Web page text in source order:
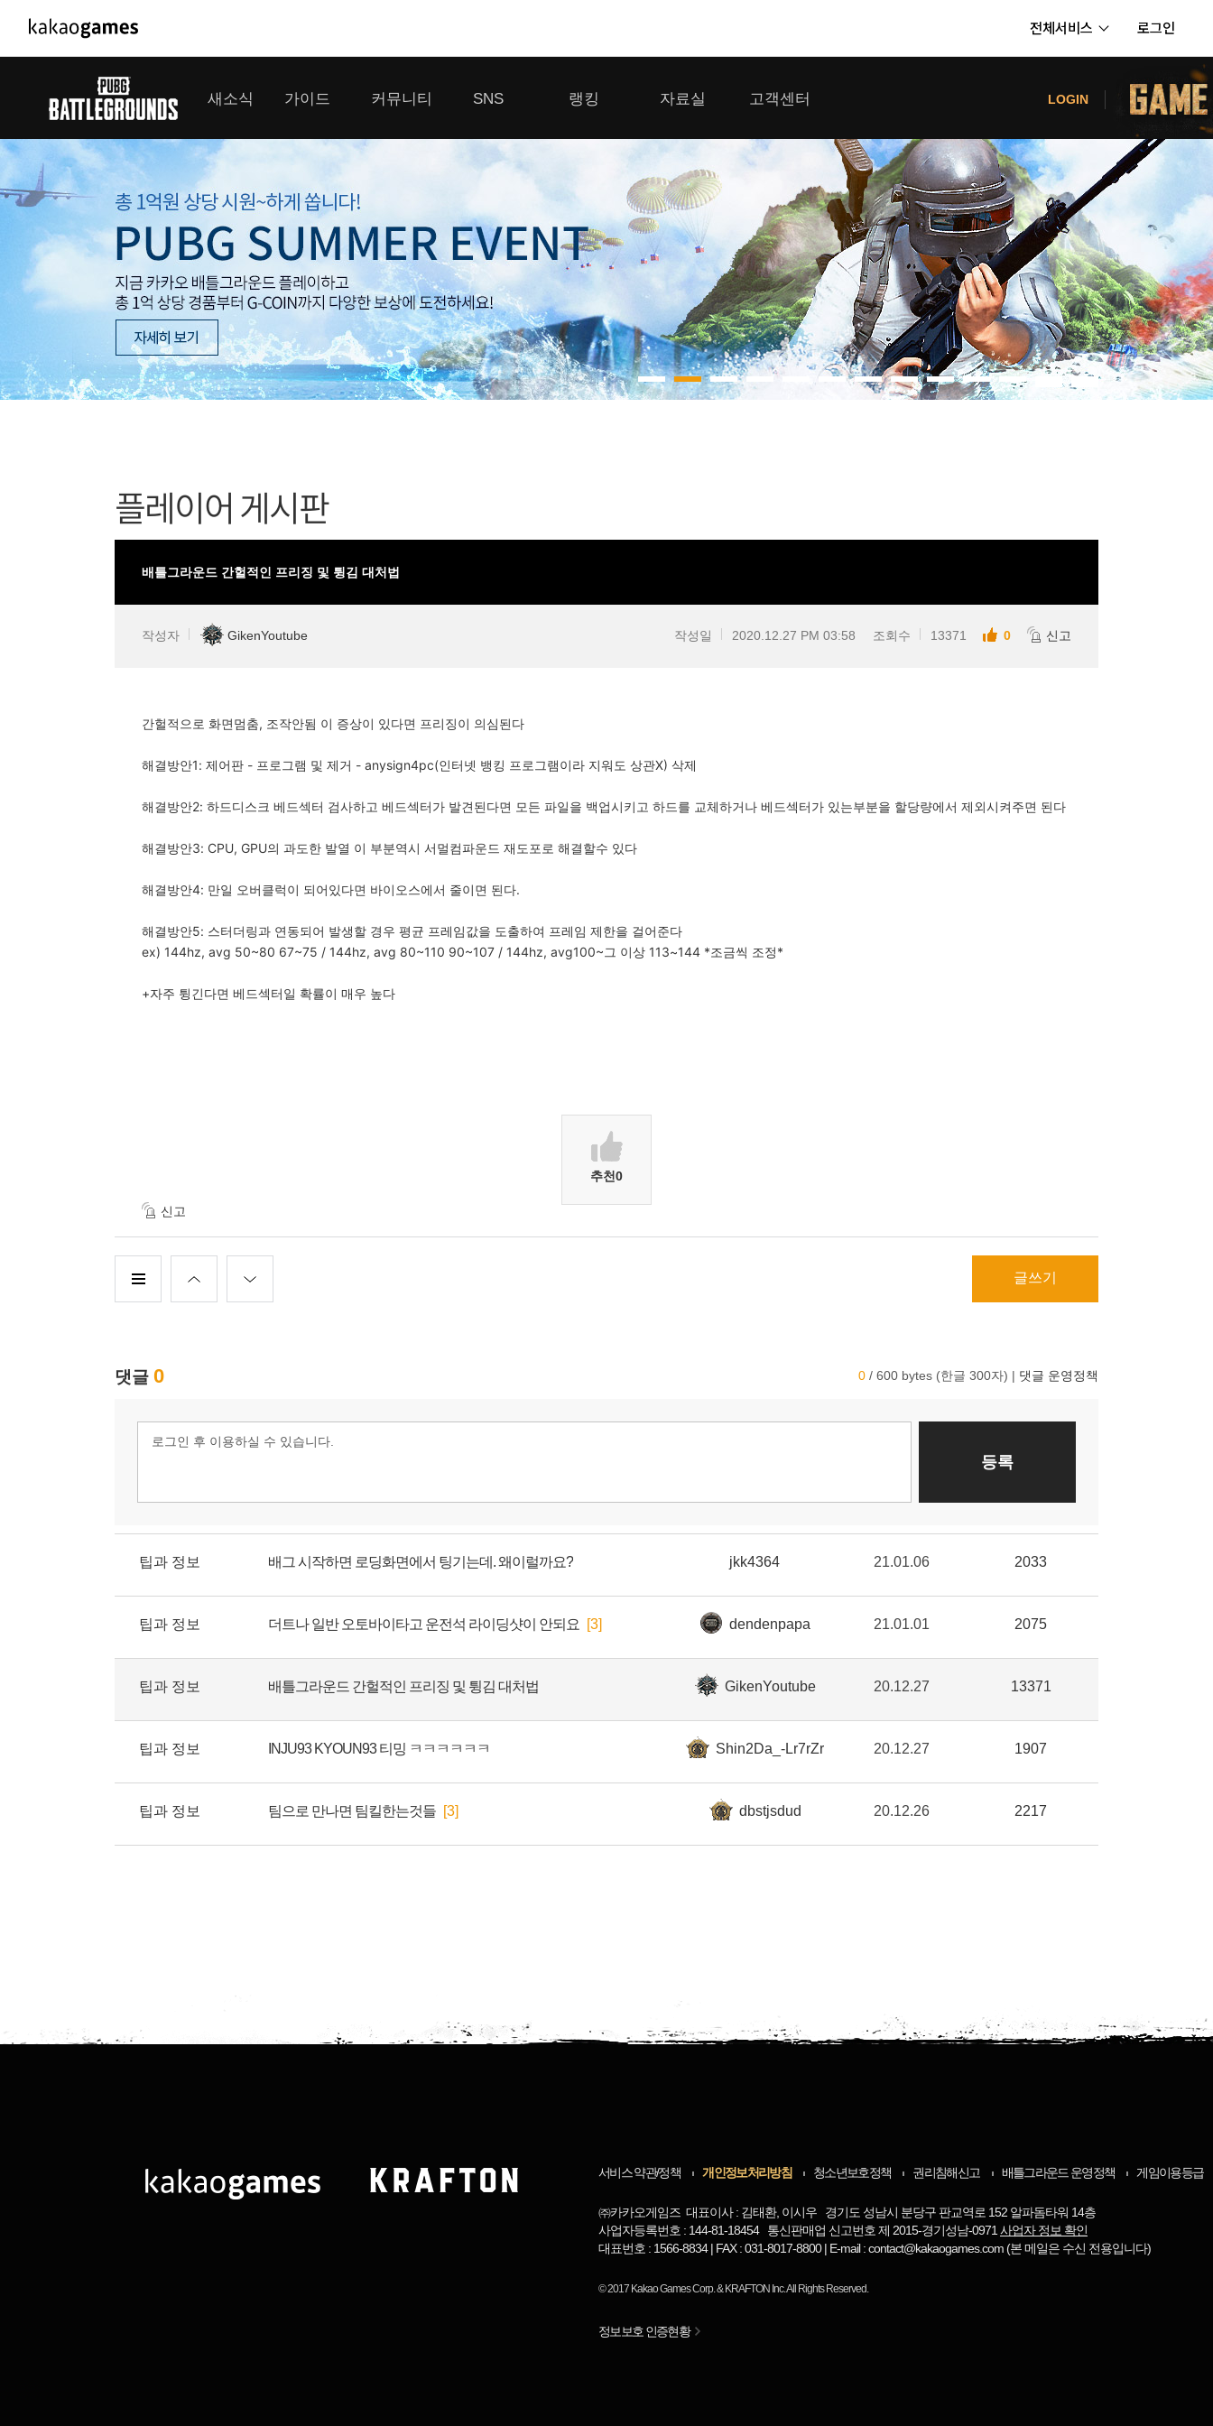
전체서비스 로그인
PC/모바일게임
도깨비의세계
오딘: 발할라 라이징
아키에이지 워
아레스 : 라이즈 오브 가디언즈
배틀그라운드
패스 오브 엑자일
우마무스메 프리티 더비
가디언 테일즈
프린세스 커넥트 Re:Dive
프렌즈팝콘
내정보
보안센터
고객센터
공지사항
카카오게임즈 PC방
게임코인
게임시간선택제
새소식
공지사항
GM소식
이벤트
업데이트
대회소식
가이드
게임 가이드
커뮤니티
미디어 게시판
클랜 라운지
모집 게시판
SNS
톡채널
랭킹
클랜 생존 리더보드
내 전적 히스토리
자료실
다운로드
고객센터
이용제한 이의신청
보안센터
LOGIN
플레이어 게시판
배틀그라운드 간헐적인 프리징 및 튕김 대처법
작성자 GikenYoutube 작성일 2020.12.27 PM 03:58 조회수 13371 0 신고
간헐적으로 화면멈춤, 조작안됨 이 증상이 있다면 프리징이 의심된다
해결방안1: 제어판 - 프로그램 및 제거 - anysign4pc(인터넷 뱅킹 프로그램이라 지워도 상관X) 삭제
해결방안2: 하드디스크 베드섹터 검사하고 베드섹터가 발견된다면 모든 파일을 백업시키고 하드를 교체하거나 베드섹터가 있는부분을 할당량에서 제외시켜주면 된다
해결방안3: CPU, GPU의 과도한 발열 이 부분역시 서멀컴파운드 재도포로 해결할수 있다
해결방안4: 만일 오버클럭이 되어있다면 바이오스에서 줄이면 된다.
해결방안5: 스터더링과 연동되어 발생할 경우 평균 프레임값을 도출하여 프레임 제한을 걸어준다
ex) 144hz, avg 50~80 67~75 / 144hz, avg 80~110 90~107 / 144hz, avg100~그 이상 113~144 *조금씩 조정*
+자주 튕긴다면 베드섹터일 확률이 매우 높다
추천0
신고
글쓰기
팁과 정보 배그 시작하면 로딩화면에서 팅기는데. 왜이럴까요? jkk4364 21.01.06 2033
팁과 정보 더트나 일반 오토바이타고 운전석 라이딩샷이 안되요 [3] dendenpapa 21.01.01 2075
팁과 정보 배틀그라운드 간헐적인 프리징 및 튕김 대처법 GikenYoutube 20.12.27 13371
팁과 정보 INJU93 KYOUN93 티밍 ㅋㅋㅋㅋㅋㅋ Shin2Da_-Lr7rZr 20.12.27 1907
팁과 정보 팀으로 만나면 팀킬한는것들 [3] dbstjsdud 20.12.26 2217
서비스 약관/정책 개인정보처리방침 청소년보호정책 권리침해신고 배틀그라운드 운영정책 게임이용등급
㈜카카오게임즈 대표이사 : 김태환, 이시우 경기도 성남시 분당구 판교역로 152 알파돔타워 14층
사업자등록번호 : 144-81-18454 통신판매업 신고번호 제 2015-경기성남-0971 사업자 정보 확인
대표번호 : 1566-8834 | FAX : 031-8017-8800 | E-mail : contact@kakaogames.com (본 메일은 수신 전용입니다)
© 2017 Kakao Games Corp.& KRAFTON Inc.All Rights Reserved.
정보보호 인증현황